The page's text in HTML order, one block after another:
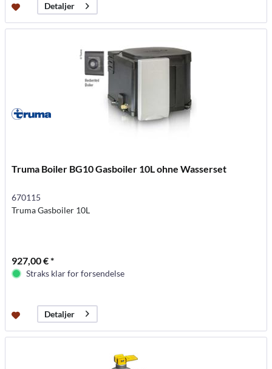
Detaljer
Truma Boiler BG10 Gasboiler 10L ohne Wasserset
670115
Truma Gasboiler 10L
927,00 € *
Straks klar for forsendelse
Detaljer